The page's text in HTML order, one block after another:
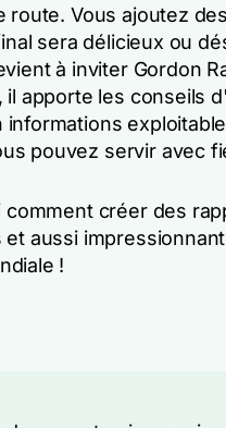
Vous ajoutez
sera délicieux ou
à inviter Gordon
apporte les conseils
pouvez servir avec
créer des
aussi
!